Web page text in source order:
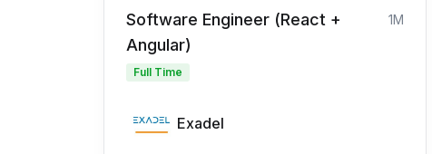
Software Engineer (React +
Angular)
1M
Full Time
Exadel